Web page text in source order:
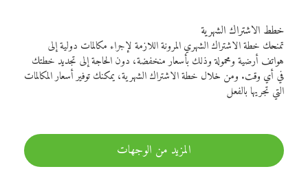
خطط الاشتراك الشهرية
تمنحك خطة الاشتراك الشهري المرونة اللازمة لإجراء مكالمات دولية إلى
هواتف أرضية ومحمولة وذلك بأسعار منخفضة، دون الحاجة إلى تجديد خطتك
في أي وقت. ومن خلال خطة الاشتراك الشهرية، يمكنك توفير أسعار المكالمات
التي تجريها بالفعل
المزيد من الوجهات